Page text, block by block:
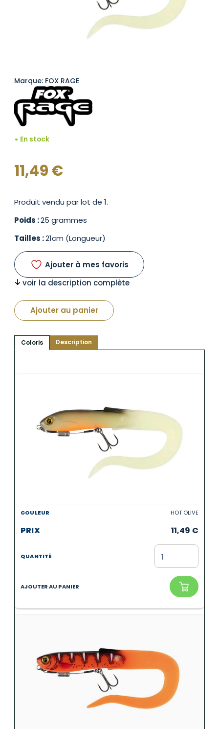
Marque: FOX RAGE
En stock
11,49€
Produit vendu par lot de 1.
Poids :25 grammes
Tailles :21cm (Longueur)
Ajouter à mes favoris
voir la description complète
Ajouter au panier
Coloris Description
HOT OLIVE
11,49 €